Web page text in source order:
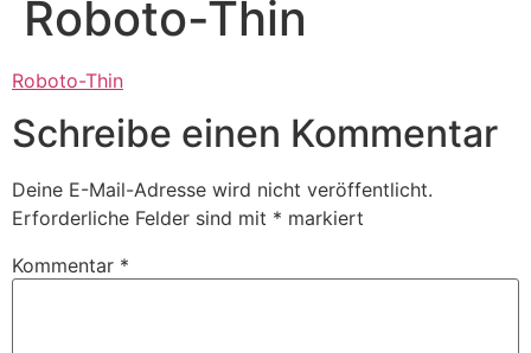
Roboto-Thin
Roboto-Thin
Schreibe einen Kommentar
Deine E-Mail-Adresse wird nicht veröffentlicht.
Erforderliche Felder sind mit * markiert
Kommentar *